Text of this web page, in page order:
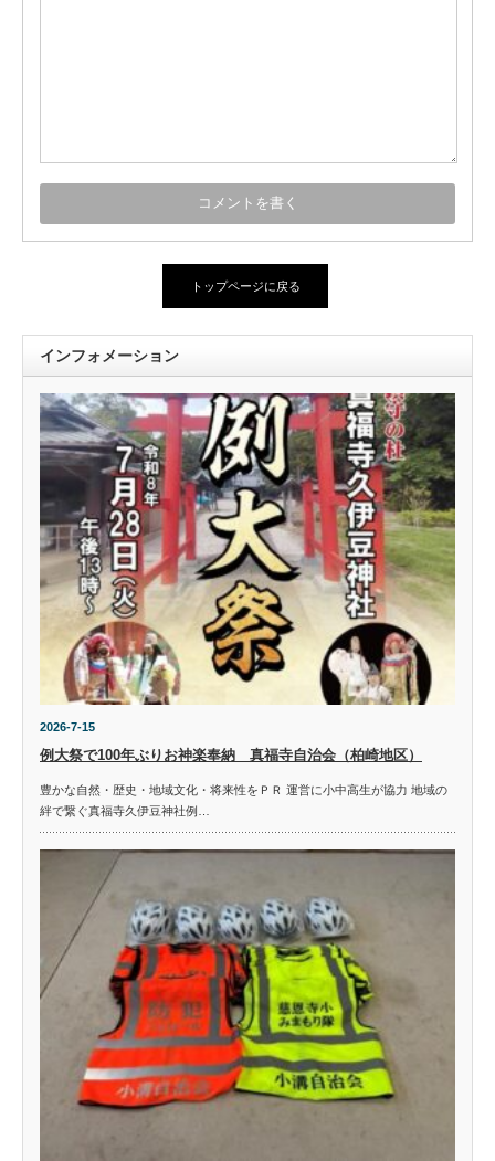
トップページに戻る
インフォメーション
2026-7-15
例大祭で100年ぶりお神楽奉納 真福寺自治会（柏崎地区）
豊かな自然・歴史・地域文化・将来性をＰＲ 運営に小中高生が協力 地域の
絆で繋ぐ真福寺久伊豆神社例…